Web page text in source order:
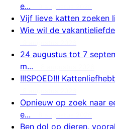
e...
Vijf lieve katten zoeken
Wie wil de
24 augustus tot 7
m...
!!!SPOED!!!
Opnieuw op zoek naar
e...
Ben dol op dieren,